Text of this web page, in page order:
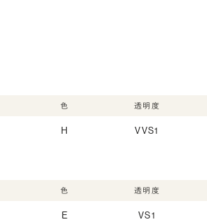
色
H
透明度
VVS1
色
E
透明度
VS1